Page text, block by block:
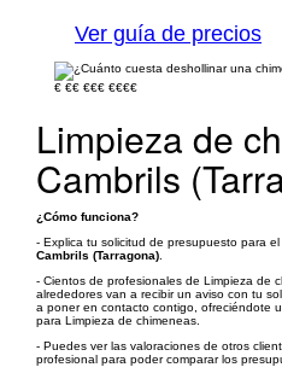
Ver guía de precios
€ €€ €€€ €€€€
Limpieza de
Cambrils
¿Cómo funciona?
- Explica tu solicitud de presupuesto para el
Cambrils (Tarragona)
- Cientos de profesionales de Limpieza de
alrededores van a recibir un aviso con tu
a poner en contacto contigo, ofreciéndote
para Limpieza de chimeneas.
- Puedes ver las valoraciones de otros
profesional para poder comparar los